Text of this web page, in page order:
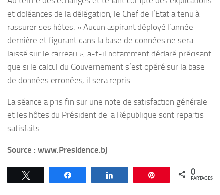
et doléances de la délégation, le Chef de l’Etat a tenu à
rassurer ses hôtes. « Aucun aspirant déployé l’année
dernière et figurant dans la base de données ne sera
laissé sur le carreau », a-t-il notamment déclaré précisant
que si le calcul du Gouvernement s’est opéré sur la base
de données erronées, il sera repris.
La séance a pris fin sur une note de satisfaction générale
et les hôtes du Président de la République sont repartis
satisfaits.
Source : www.Presidence.bj
Épingle 0
PARTAGES